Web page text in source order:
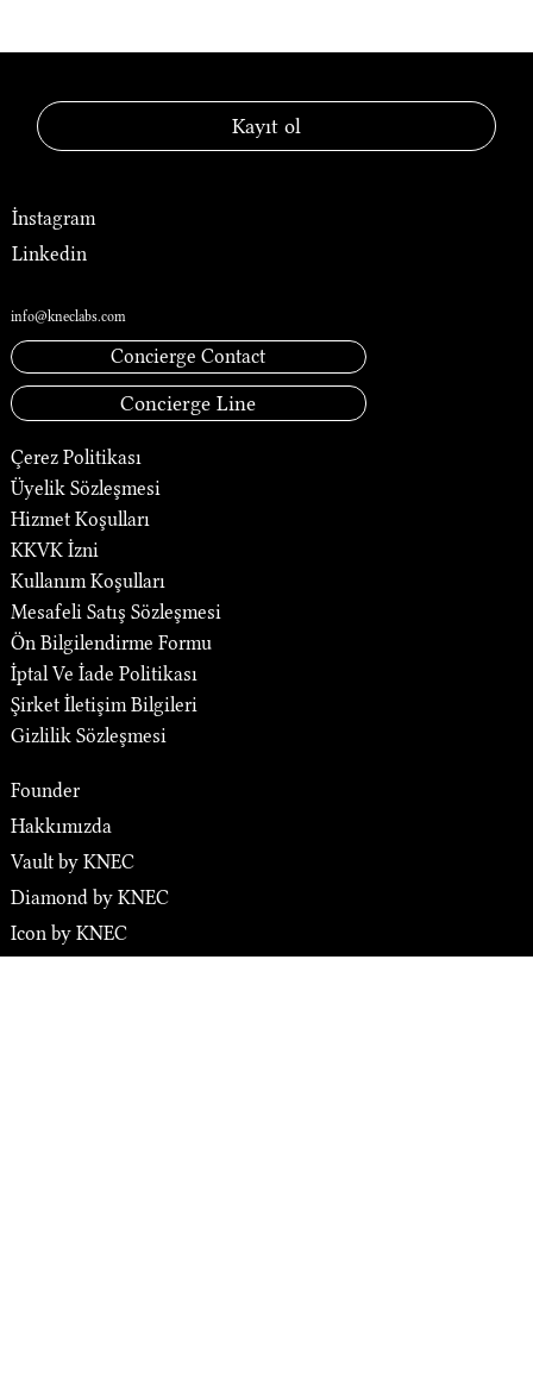
Kayıt ol
İnstagram
Linkedin
info@kneclabs.com
Concierge Contact
Concierge Line
Çerez Politikası
Üyelik Sözleşmesi
Hizmet Koşulları
KKVK İzni
Kullanım Koşulları
Mesafeli Satış Sözleşmesi
Ön Bilgilendirme Formu
İptal Ve İade Politikası
Şirket İletişim Bilgileri
Gizlilik Sözleşmesi
Founder
Hakkımızda
Vault by KNEC
Diamond by KNEC
Icon by KNEC